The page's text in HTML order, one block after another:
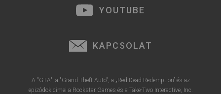
YOUTUBE
KAPCSOLAT
A "GTA", a "Grand Theft Auto", a „Red Dead Redemption” és az
epizódok címei a Rockstar Games és a Take-Two Interactive, Inc.